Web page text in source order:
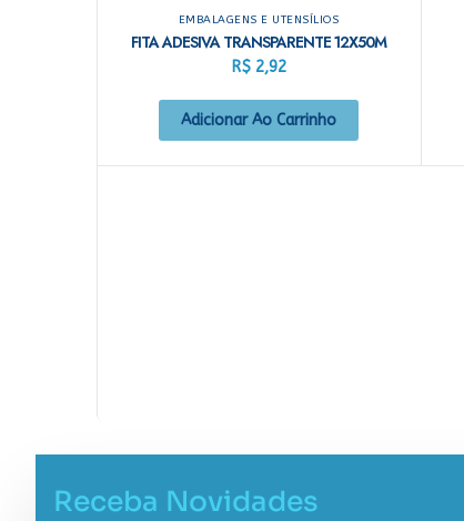
EMBALAGENS E UTENSÍLIOS
FITA ADESIVA TRANSPARENTE 12X50M
R$2,92
Adicionar Ao Carrinho
Receba Novidades